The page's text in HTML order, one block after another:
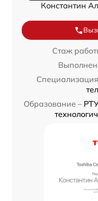
Константин
Стаж
Образование –